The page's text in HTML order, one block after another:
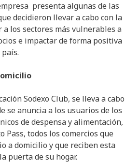
presenta algunas de las
decidieron llevar a cabo con la
los sectores más vulnerables a
e impactar de forma positiva
Sodexo Club, se lleva a cabo
se anuncia a los usuarios de los
de despensa y alimentación,
Pass, todos los comercios que
a domicilio y que reciben esta
puerta de su hogar.